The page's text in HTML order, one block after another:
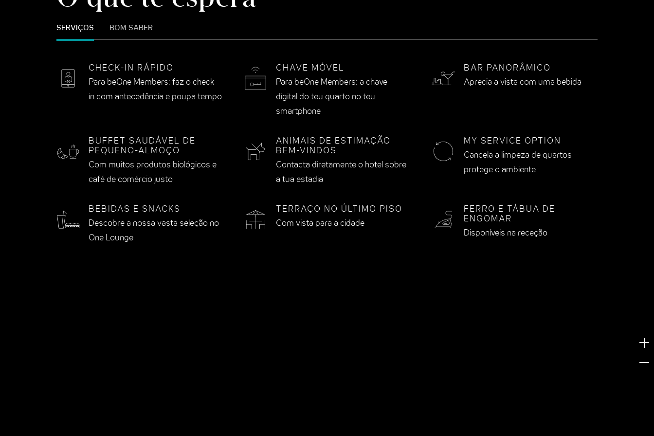
SERVIÇOS BOM SABER
CHECK-IN RÁPIDO
Para beOne Members: faz o check-
in com antecedência e poupa tempo
CHAVE MÓVEL
Para beOne Members: a chave
digital do teu quarto no teu
smartphone
BAR PANORÂMICO
Aprecia a vista com uma bebida
BUFFET SAUDÁVEL DE
PEQUENO-ALMOÇO
Com muitos produtos biológicos e
café de comércio justo
ANIMAIS DE ESTIMAÇÃO
BEM-VINDOS
Contacta diretamente o hotel sobre
a tua estadia
MY SERVICE OPTION
Cancela a limpeza de quartos –
protege o ambiente
BEBIDAS E SNACKS
Descobre a nossa vasta seleção no
One Lounge
TERRAÇO NO ÚLTIMO PISO
Com vista para a cidade
FERRO E TÁBUA DE
ENGOMAR
Disponíveis na receção